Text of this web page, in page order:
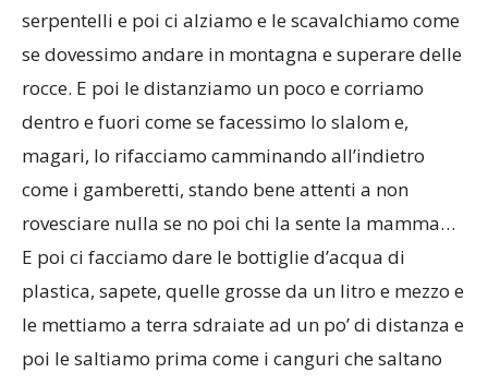
serpentelli e poi ci alziamo e le scavalchiamo come
se dovessimo andare in montagna e superare delle
rocce. E poi le distanziamo un poco e corriamo
dentro e fuori come se facessimo lo slalom e,
magari, lo rifacciamo camminando all’indietro
come i gamberetti, stando bene attenti a non
rovesciare nulla se no poi chi la sente la mamma…
E poi ci facciamo dare le bottiglie d’acqua di
plastica, sapete, quelle grosse da un litro e mezzo e
le mettiamo a terra sdraiate ad un po’ di distanza e
poi le saltiamo prima come i canguri che saltano